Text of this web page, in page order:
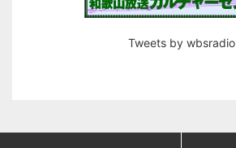
Tweets by wbsradio